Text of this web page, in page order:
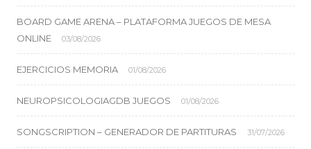
BOARD GAME ARENA – PLATAFORMA JUEGOS DE MESA
ONLINE
03/08/2026
EJERCICIOS MEMORIA 01/08/2026
NEUROPSICOLOGIAGDB JUEGOS 01/08/2026
SONGSCRIPTION – GENERADOR DE PARTITURAS 31/07/2026